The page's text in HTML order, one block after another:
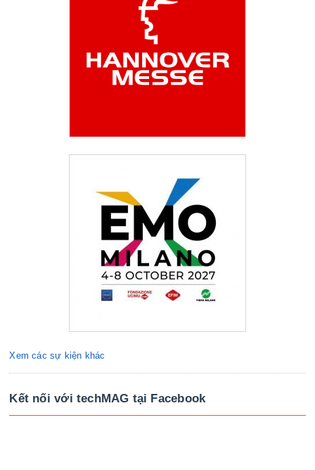
Xem các sự kiện khác
Kết nối với techMAG tại Facebook